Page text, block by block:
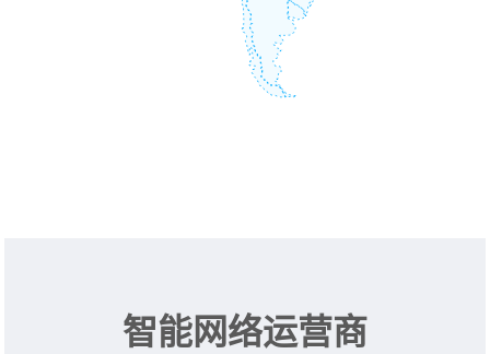
智能网络运营商